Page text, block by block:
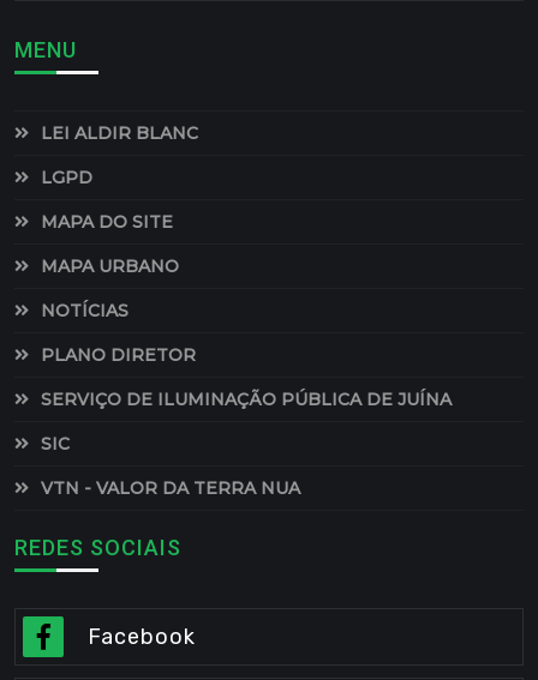
MENU
LEI ALDIR BLANC
LGPD
MAPA DO SITE
MAPA URBANO
NOTÍCIAS
PLANO DIRETOR
SERVIÇO DE ILUMINAÇÃO PÚBLICA DE JUÍNA
SIC
VTN - VALOR DA TERRA NUA
REDES SOCIAIS
Facebook